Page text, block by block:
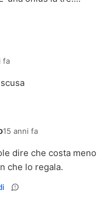
fa
15 anni fa
dire che costa meno
che lo regala.